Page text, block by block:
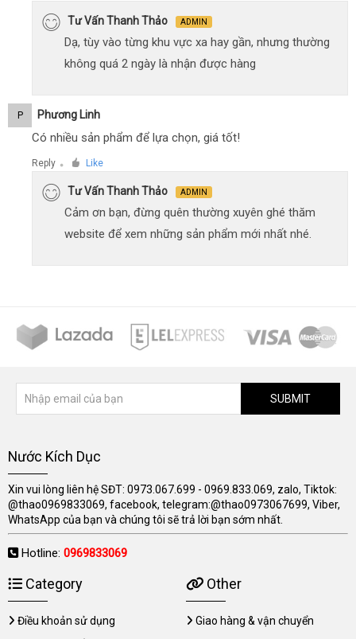
Tư Vấn Thanh Thảo ADMIN
Dạ, tùy vào từng khu vực xa hay gần, nhưng thường
không quá 2 ngày là nhận được hàng
P Phương Linh
Có nhiều sản phẩm để lựa chọn, giá tốt!
Reply ● Like
Tư Vấn Thanh Thảo ADMIN
Cảm ơn bạn, đừng quên thường xuyên ghé thăm
website để xem những sản phẩm mới nhất nhé.
SUBMIT
Nước Kích Dục
Xin vui lòng liên hệ SĐT: 0973.067.699 - 0969.833.069, zalo, Tiktok:
@thao0969833069, facebook, telegram:@thao0973067699, Viber,
WhatsApp của bạn và chúng tôi sẽ trả lời bạn sớm nhất.
Hotline: 0969833069
Category
Điều khoản sử dụng
Other
Giao hàng & vận chuyển